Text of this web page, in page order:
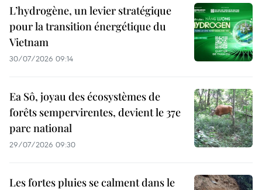
L’hydrogène, un levier stratégique
pour la transition énergétique du
Vietnam
30/07/2026 09:14
Ea Sô, joyau des écosystèmes de
forêts sempervirentes, devient le 37e
parc national
29/07/2026 09:30
Les fortes pluies se calment dans le